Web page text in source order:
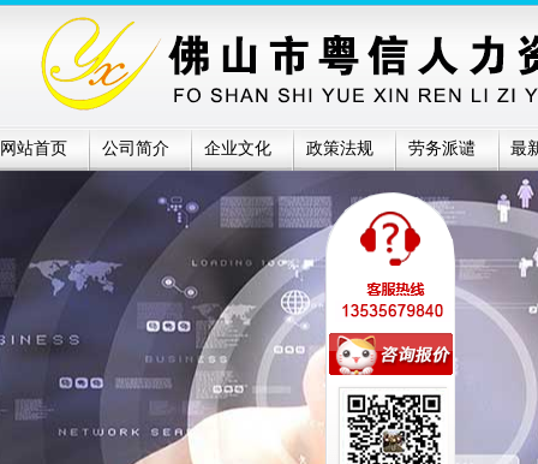
网站首页 公司简介 企业文化 政策法规 劳务派谴 最